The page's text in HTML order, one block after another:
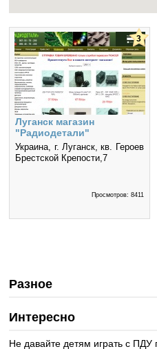
Луганск магазин
"Радиодетали"
Украина, г. Луганск, кв. Героев
Брестской Крепости,7
Просмотров: 8411
3
Разное
Интересно
Не давайте детям играть с